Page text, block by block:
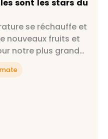
sont les stars du
se réchauffe et
nouveaux fruits et
notre plus grand
au mois de
!